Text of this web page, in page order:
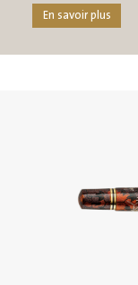
En savoir plus